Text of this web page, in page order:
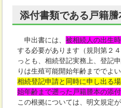
添付書類である戸籍
申出書には、被相続人の出生
する必要があります（規則第２
っとも、相続登記実務上、登記
りは生殖可能開始年齢まででよ
相続登記申請と同時に申し出る
始年齢まで遡った戸籍謄本の添
この根拠については、明文規定